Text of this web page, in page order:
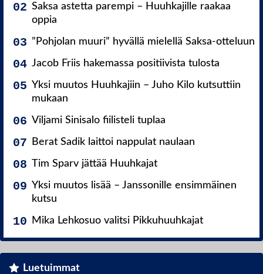
Saksa astetta parempi – Huuhkajille raakaa
oppia
”Pohjolan muuri” hyvällä mielellä Saksa-otteluun
Jacob Friis hakemassa positiivista tulosta
Yksi muutos Huuhkajiin – Juho Kilo kutsuttiin
mukaan
Viljami Sinisalo fiilisteli tuplaa
Berat Sadik laittoi nappulat naulaan
Tim Sparv jättää Huuhkajat
Yksi muutos lisää – Janssonille ensimmäinen
kutsu
Mika Lehkosuo valitsi Pikkuhuuhkajat
Luetuimmat